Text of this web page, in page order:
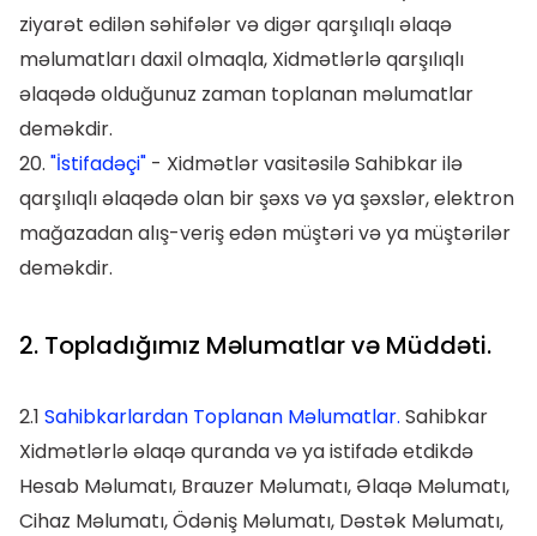
ziyarət edilən səhifələr və digər qarşılıqlı əlaqə
məlumatları daxil olmaqla, Xidmətlərlə qarşılıqlı
əlaqədə olduğunuz zaman toplanan məlumatlar
deməkdir.
20. "İstifadəçi" - Xidmətlər vasitəsilə Sahibkar ilə
qarşılıqlı əlaqədə olan bir şəxs və ya şəxslər, elektron
mağazadan alış-veriş edən müştəri və ya müştərilər
deməkdir.
2. Topladığımız Məlumatlar və Müddəti.
2.1 Sahibkarlardan Toplanan Məlumatlar. Sahibkar
Xidmətlərlə əlaqə quranda və ya istifadə etdikdə
Hesab Məlumatı, Brauzer Məlumatı, Əlaqə Məlumatı,
Cihaz Məlumatı, Ödəniş Məlumatı, Dəstək Məlumatı,